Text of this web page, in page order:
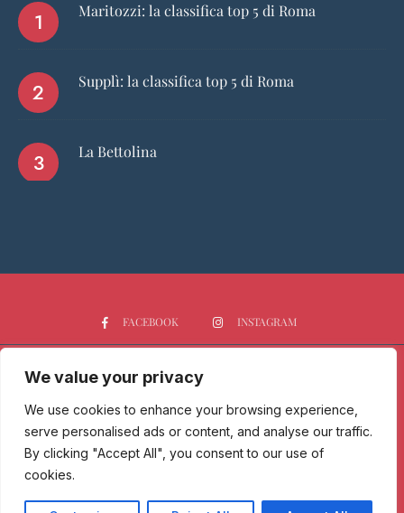
We value your privacy
We use cookies to enhance your browsing experience,
serve personalised ads or content, and analyse our traffic.
By clicking "Accept All", you consent to our use of
cookies.
Maritozzi: la classifica top 5 di Roma
Supplì: la classifica top 5 di Roma
La Bettolina
FACEBOOK INSTAGRAM
HOME CHI SIAMO
NEWS
Passione Gourmet è una testata giornalistica registrata presso il
Tribunale di Milano con n° 173/2017 il 09/06/2017 - Iscrizione al ROC
Copyright © 2025 Passione Gourmet, All Rights Reserved - Privacy